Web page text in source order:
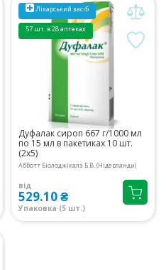
Лікарський засіб
57 шт. в 28 аптеках
Дуфалак сироп 667 г/1000 мл
по 15 мл в пакетиках 10 шт.
(2х5)
Абботт Біолоджікалз Б.В. (Нідерланди)
від
529.10 ₴
Упаковка (5 шт.)